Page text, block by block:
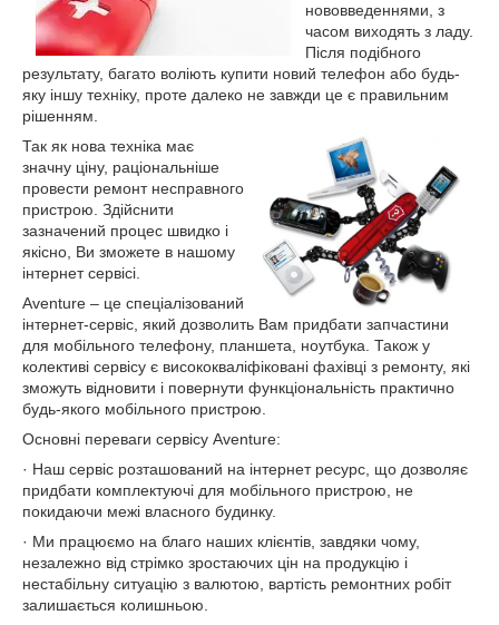
нововведеннями, з
часом виходять з ладу.
Після подібного
результату, багато воліють купити новий телефон або будь-
яку іншу техніку, проте далеко не завжди це є правильним
рішенням.
Так як нова техніка має
значну ціну, раціональніше
провести ремонт несправного
пристрою. Здійснити
зазначений процес швидко і
якісно, Ви зможете в нашому
інтернет сервісі.
Аventure – це спеціалізований
інтернет-сервіс, який дозволить Вам придбати запчастини
для мобільного телефону, планшета, ноутбука. Також у
колективі сервісу є висококваліфіковані фахівці з ремонту, які
зможуть відновити і повернути функціональність практично
будь-якого мобільного пристрою.
Основні переваги сервісу Аventure:
· Наш сервіс розташований на інтернет ресурс, що дозволяє
придбати комплектуючі для мобільного пристрою, не
покидаючи межі власного будинку.
· Ми працюємо на благо наших клієнтів, завдяки чому,
незалежно від стрімко зростаючих цін на продукцію і
нестабільну ситуацію з валютою, вартість ремонтних робіт
залишається колишньою.